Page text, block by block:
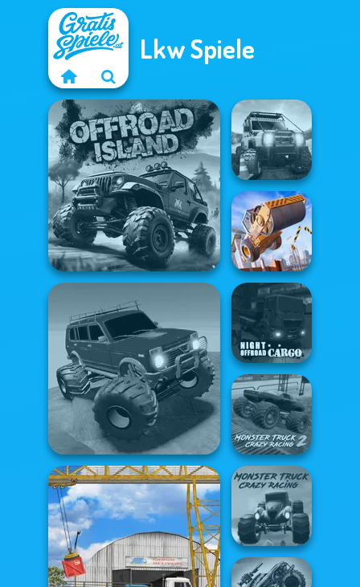
Lkw Spiele
Offroad Island
Offroad Muddy Trucks
Offroad Life 3D
Construction
Ramp Jumping
Night OffRoad
Cargo
Monster Truck
Crazy Racing 2